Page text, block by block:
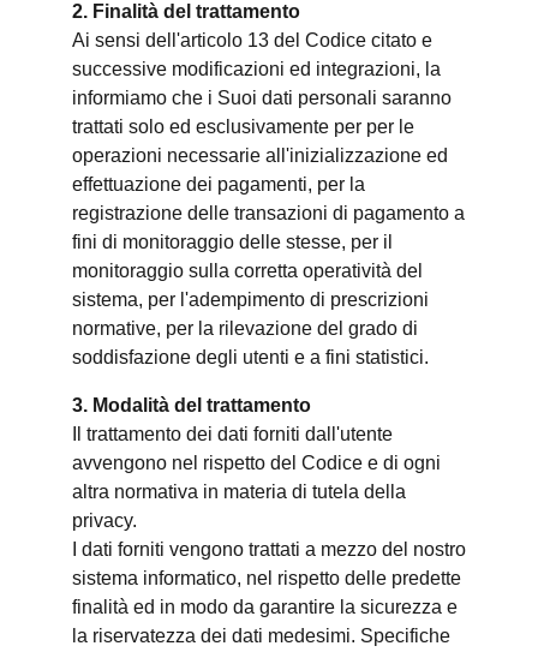
2. Finalità del trattamento
Ai sensi dell'articolo 13 del Codice citato e
successive modificazioni ed integrazioni, la
informiamo che i Suoi dati personali saranno
trattati solo ed esclusivamente per per le
operazioni necessarie all'inizializzazione ed
effettuazione dei pagamenti, per la
registrazione delle transazioni di pagamento a
fini di monitoraggio delle stesse, per il
monitoraggio sulla corretta operatività del
sistema, per l'adempimento di prescrizioni
normative, per la rilevazione del grado di
soddisfazione degli utenti e a fini statistici.
3. Modalità del trattamento
Il trattamento dei dati forniti dall'utente
avvengono nel rispetto del Codice e di ogni
altra normativa in materia di tutela della
privacy.
I dati forniti vengono trattati a mezzo del nostro
sistema informatico, nel rispetto delle predette
finalità ed in modo da garantire la sicurezza e
la riservatezza dei dati medesimi. Specifiche